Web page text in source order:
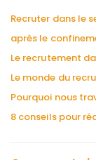
Recruter dans le
après le
Le recrutement
Le monde du
Pourquoi nous
8 conseils pour